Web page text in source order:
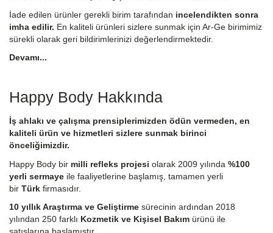
İade edilen ürünler gerekli birim tarafından incelendikten sonra
imha edilir. En kaliteli ürünleri sizlere sunmak için Ar-Ge birimimiz
sürekli olarak geri bildirimlerinizi değerlendirmektedir.
Devamı...
Happy Body Hakkında
İş ahlakı ve çalışma prensiplerimizden ödün vermeden, en
kaliteli ürün ve hizmetleri sizlere sunmak birinci
önceliğimizdir.
Happy Body bir milli refleks projesi olarak 2009 yılında %100
yerli sermaye ile faaliyetlerine başlamış, tamamen yerli
bir Türk firmasıdır.
10 yıllık Araştırma ve Geliştirme sürecinin ardından 2018
yılından 250 farklı Kozmetik ve Kişisel Bakım ürünü ile